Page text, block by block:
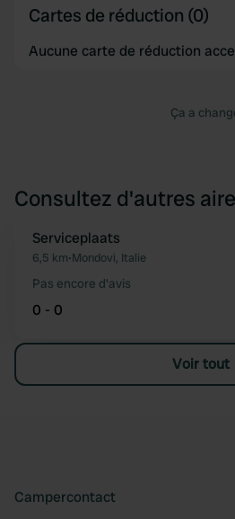
Cartes de réduction (0)
Aucune carte de réduction
Ça a
Consultez d'autres
Serviceplaats
6,5 km•Mondovì, Italie
Pas encore d'avis
0 - 0
Voir tout
Campercontact